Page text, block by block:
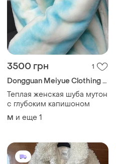
3500 грн 1
Dongguan Meiyue Clothing Co.
Теплая женская шуба мутон
с глубоким капишоном
M и еще 1